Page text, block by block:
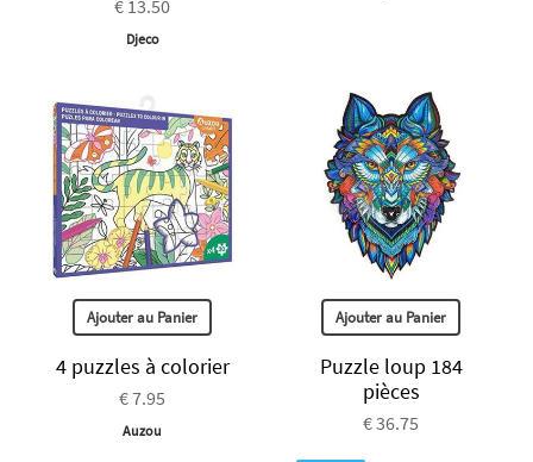
€ 13.50
Djeco
Ajouter au Panier
4 puzzles à colorier
€ 7.95
Auzou
Ajouter au Panier
Puzzle loup 184
pièces
€ 36.75